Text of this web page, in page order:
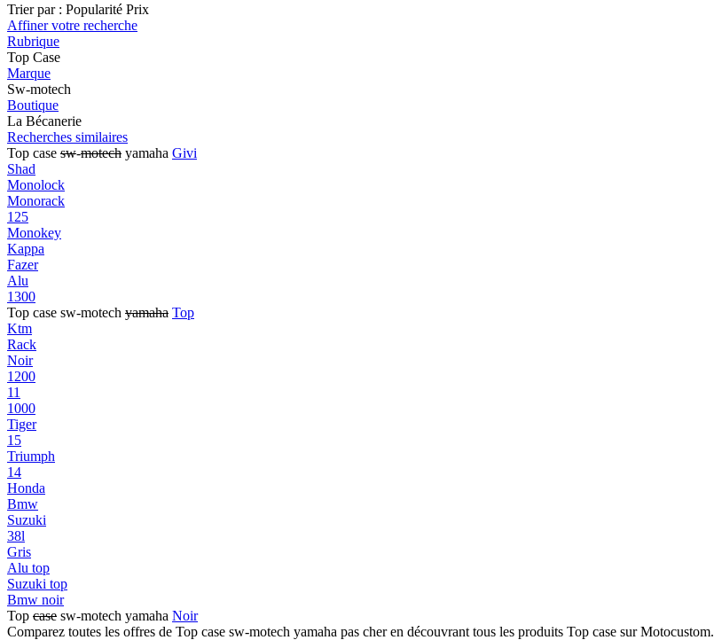
Trier par : Popularité Prix
Affiner votre recherche
Rubrique
Top Case
Marque
Sw-motech
Boutique
La Bécanerie
Recherches similaires
Top case sw-motech yamaha Givi
Shad
Monolock
Monorack
125
Monokey
Kappa
Fazer
Alu
1300
Top case sw-motech yamaha Top
Ktm
Rack
Noir
1200
11
1000
Tiger
15
Triumph
14
Honda
Bmw
Suzuki
38l
Gris
Alu top
Suzuki top
Bmw noir
Top case sw-motech yamaha Noir
Comparez toutes les offres de Top case sw-motech yamaha pas cher en découvrant tous les produits Top case sur Motocustom.